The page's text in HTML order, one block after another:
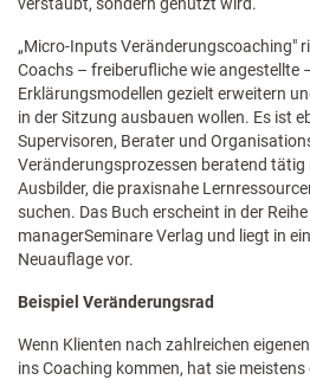
„Micro-Inputs Veränderungscoaching"
Coachs – freiberufliche wie angestellte
Erklärungsmodellen gezielt erweitern
in der Sitzung ausbauen wollen. Es ist
Supervisoren, Berater und
Veränderungsprozessen beratend tätig
Ausbilder, die praxisnahe
suchen. Das Buch erscheint in der
managerSeminare Verlag und liegt in
Neuauflage vor.
Beispiel Veränderungsrad
Wenn Klienten nach zahlreichen
ins Coaching kommen, hat sie